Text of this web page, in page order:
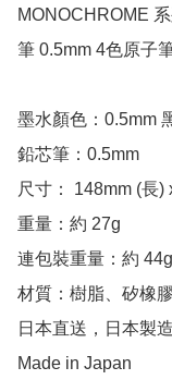
MONOCHROME
筆 0.5mm 4色原子
墨水顏色：0.5mm
鉛芯筆：0.5mm
尺寸： 148mm (長)
重量：約 27g
連包裝重量：約 44g
材質：樹脂、矽橡膠
日本直送，日本製造
Made in Japan